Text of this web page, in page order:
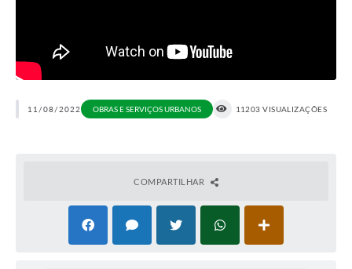
11/08/2022 OBRAS E SERVIÇOS URBANOS 11203 VISUALIZAÇÕES
COMPARTILHAR